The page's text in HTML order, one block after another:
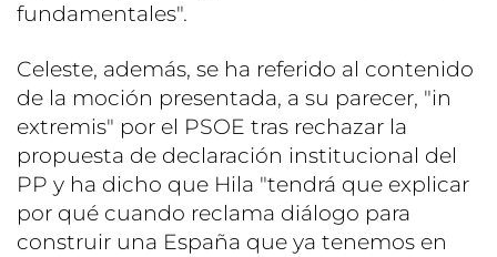
fundamentales".
Celeste, además, se ha referido al contenido
de la moción presentada, a su parecer, "in
extremis" por el PSOE tras rechazar la
propuesta de declaración institucional del
PP y ha dicho que Hila "tendrá que explicar
por qué cuando reclama diálogo para
construir una España que ya tenemos en